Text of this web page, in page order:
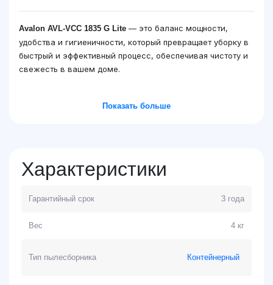
Avalon AVL-VCC 1835 G Lite — это баланс мощности,
удобства и гигиеничности, который превращает уборку в
быстрый и эффективный процесс, обеспечивая чистоту и
свежесть в вашем доме.
Показать больше
Характеристики
Гарантийный срок 3 года
Вес 4 кг
Тип пылесборника Контейнерный